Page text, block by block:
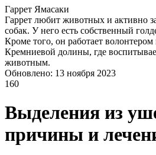
Гаррет Ямасаки
Гаррет любит животных и активно
собак. У него есть собственный
Кроме того, он работает
Кремниевой долины, где
животным.
Обновлено: 13 ноября 2023
160
Выделения из
причины и